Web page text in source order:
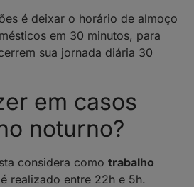
é deixar o horário de almoço
em 30 minutos, para
sua jornada diária 30
em casos
noturno?
considera como trabalho
realizado entre 22h e 5h.